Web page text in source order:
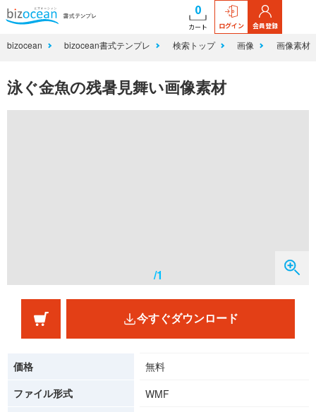
0
カート ログイン 会員登録
bizocean bizocean書式テンプレ 検索トップ 画像 画像素材
泳ぐ金魚の残暑見舞い画像素材
/1
今すぐダウンロード
価格
無料
ファイル形式
WMF